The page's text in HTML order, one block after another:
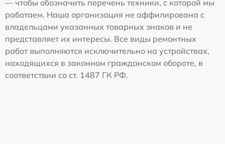
— чтобы обозначить перечень техники, с которой мы
работаем. Наша организация не аффилирована с
владельцами указанных товарных знаков и не
представляет их интересы. Все виды ремонтных
работ выполняются исключительно на устройствах,
находящихся в законном гражданском обороте, в
соответствии со ст. 1487 ГК РФ.